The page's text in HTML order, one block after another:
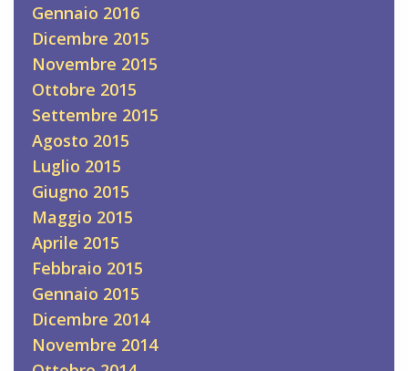
Gennaio 2016
Dicembre 2015
Novembre 2015
Ottobre 2015
Settembre 2015
Agosto 2015
Luglio 2015
Giugno 2015
Maggio 2015
Aprile 2015
Febbraio 2015
Gennaio 2015
Dicembre 2014
Novembre 2014